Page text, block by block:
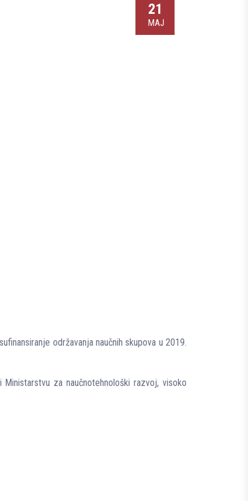
21
МАЈ
održavanja naučnih skupova u 2019.
za naučnotehnološki razvoj, visoko